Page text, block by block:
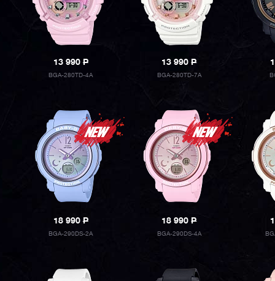
13 990P
BGA-280TD-4A
13 990P
BGA-280TD-7A
18 990P
BGA-290DS-2A
18 990P
BGA-290DS-4A